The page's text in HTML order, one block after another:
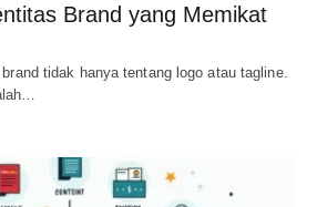
Brand yang Memikat
tidak hanya tentang logo atau tagline.